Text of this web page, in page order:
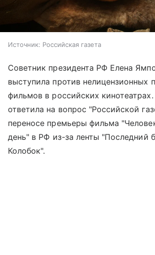
Источник: Российская газета
Советник президента РФ Елена
выступила против нелицензионных
фильмов в российских кинотеатрах.
ответила на вопрос "Российской
переносе премьеры фильма
день" в РФ из-за ленты "Последний
Колобок".